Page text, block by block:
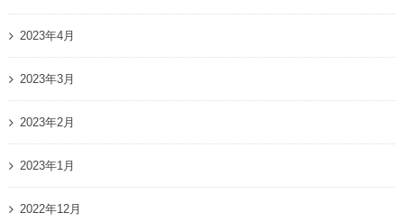
2023年4月
2023年3月
2023年2月
2023年1月
2022年12月